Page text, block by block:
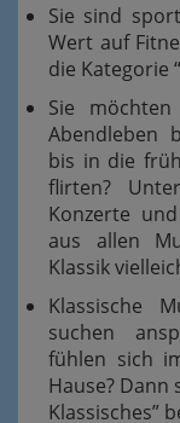
Sie sind
Wert auf
die Kategorie
Sie
Abendleben
bis in die
flirten?
Konzerte
aus allen
Klassik
Klassische
suchen
fühlen sich
Hause? Dann
Klassisches”